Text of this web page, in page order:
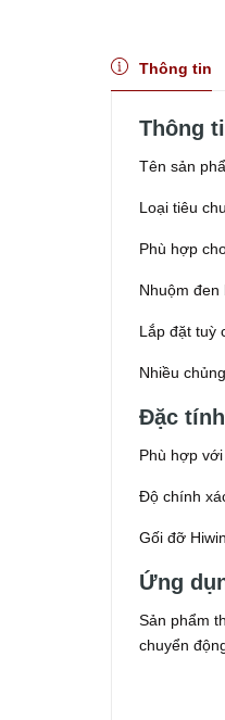
Thông tin
Thông
Tên sản
Loại tiêu
Phù hợp
Nhuộm đen
Lắp đặt tuỳ
Nhiều
Đặc tính
Phù hợp
Độ chính
Gối đỡ
Ứng
Sản phẩm
chuyển